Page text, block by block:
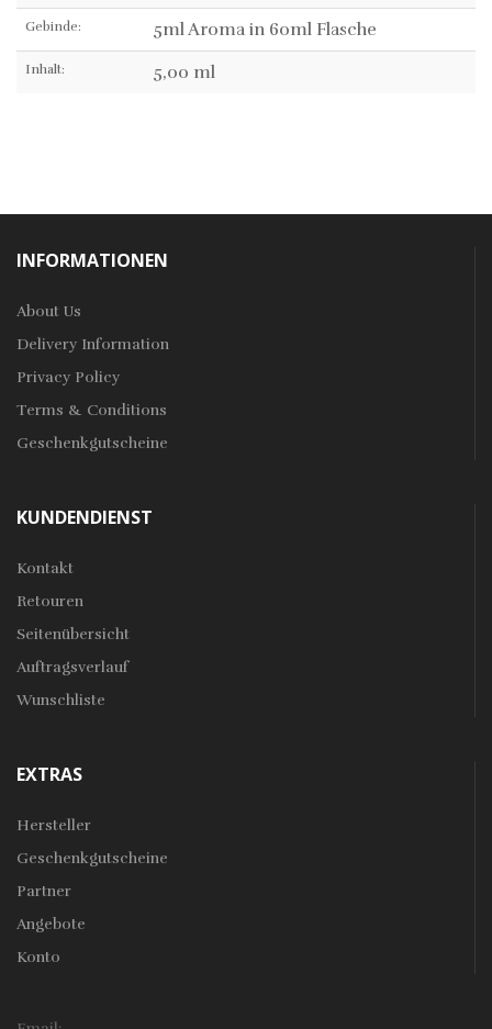
Gebinde: 5ml Aroma in 60ml Flasche
Inhalt: 5,00 ml
INFORMATIONEN
About Us
Delivery Information
Privacy Policy
Terms & Conditions
Geschenkgutscheine
KUNDENDIENST
Kontakt
Retouren
Seitenübersicht
Auftragsverlauf
Wunschliste
EXTRAS
Hersteller
Geschenkgutscheine
Partner
Angebote
Konto